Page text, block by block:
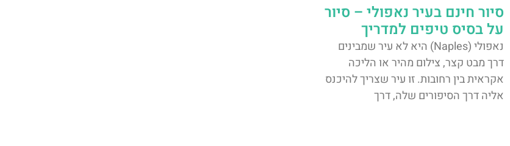
סיור חינם בעיר נאפולי – סיור
על בסיס טיפים למדריך
נאפולי (Naples) היא לא עיר שמבינים
דרך מבט קצר, צילום מהיר או הליכה
אקראית בין רחובות. זו עיר שצריך להיכנס
אליה דרך הסיפורים שלה, דרך